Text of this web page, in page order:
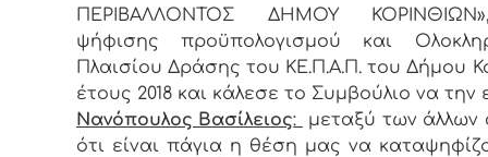
ΠΕΡΙΒΑΛΛΟΝΤΟΣ ΔΗΜΟΥ
ψήφισης προϋπολογισμού και
Πλαισίου Δράσης του ΚΕ.Π.Α.Π. του Δήμου
έτους 2018 και κάλεσε το Συμβούλιο να την
Νανόπουλος Βασίλειος:
μεταξύ των άλλων
ότι είναι πάγια η θέση μας να